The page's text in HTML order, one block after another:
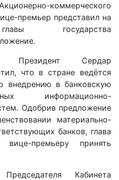
коммерческого
премьер представил на
государства
Президент Сердар
что в стране ведётся
внедрению в банковскую
информационно-
Одобрив предложение
материально-
банков, глава
вице-премьеру принять
Кабинета